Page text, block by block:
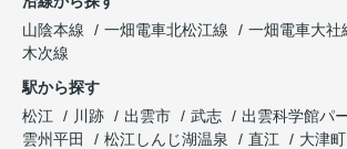
山陰本線
一畑電車北松江線 一畑電車大社
木次線
駅から探す
松江
川跡 出雲市 武志
出雲科学館パ
雲州平田
松江しんじ湖温泉 直江 大津町